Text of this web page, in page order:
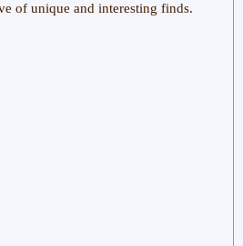
of unique and interesting finds.